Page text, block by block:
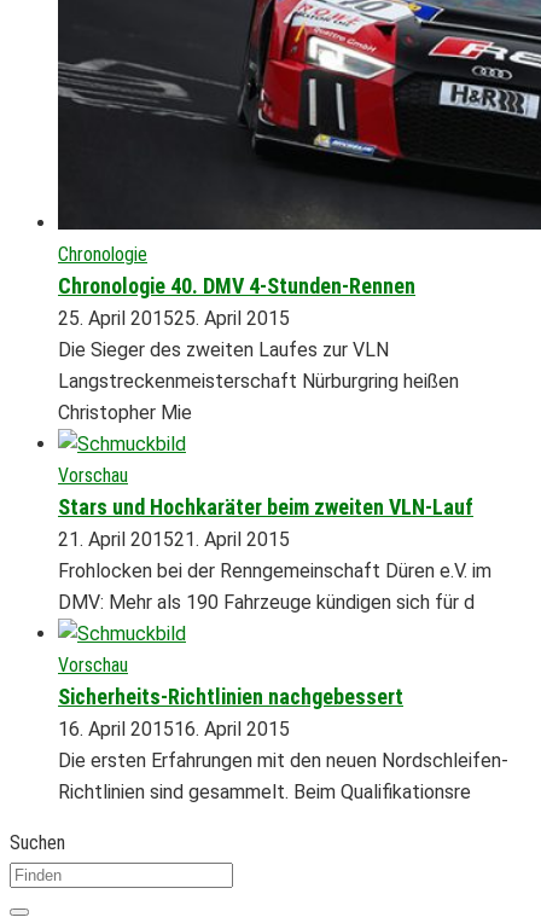
Chronologie
Chronologie 40. DMV 4-Stunden-Rennen
25. April 201525. April 2015
Die Sieger des zweiten Laufes zur VLN
Langstreckenmeisterschaft Nürburgring heißen
Christopher Mie
Vorschau
Stars und Hochkaräter beim zweiten VLN-Lauf
21. April 201521. April 2015
Frohlocken bei der Renngemeinschaft Düren e.V. im
DMV: Mehr als 190 Fahrzeuge kündigen sich für d
Vorschau
Sicherheits-Richtlinien nachgebessert
16. April 201516. April 2015
Die ersten Erfahrungen mit den neuen Nordschleifen-
Richtlinien sind gesammelt. Beim Qualifikationsre
Suchen